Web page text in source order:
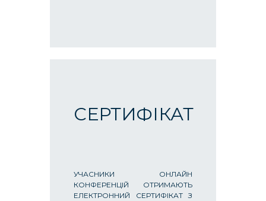
СЕРТИФІКАТ
УЧАСНИКИ ОНЛАЙН
КОНФЕРЕНЦІЙ ОТРИМАЮТЬ
ЕЛЕКТРОННИЙ СЕРТИФІКАТ З